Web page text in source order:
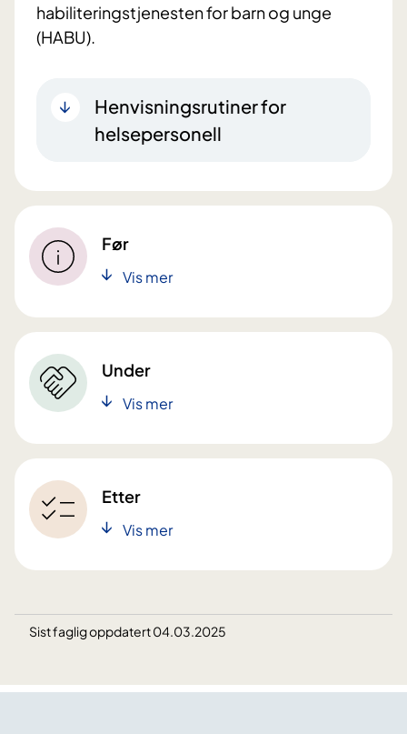
habiliteringstjenesten for barn og unge
(HABU).
Henvisningsrutiner for
helsepersonell
Før
Vis mer
Under
Vis mer
Etter
Vis mer
Sist faglig oppdatert 04.03.2025